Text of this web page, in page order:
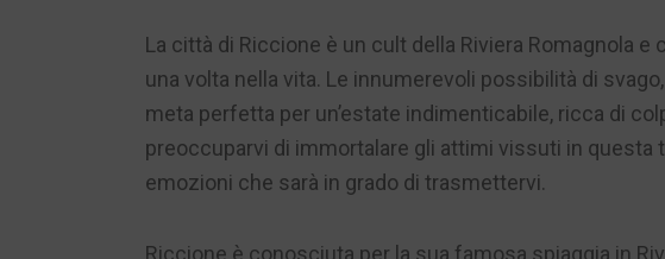
La città di Riccione è un cult della Riviera Romagnola
una volta nella vita. Le innumerevoli possibilità di
meta perfetta per un’estate indimenticabile, ricca di
preoccuparvi di immortalare gli attimi vissuti in questa
emozioni che sarà in grado di trasmettervi.
Riccione è conosciuta per la sua famosa spiaggia in